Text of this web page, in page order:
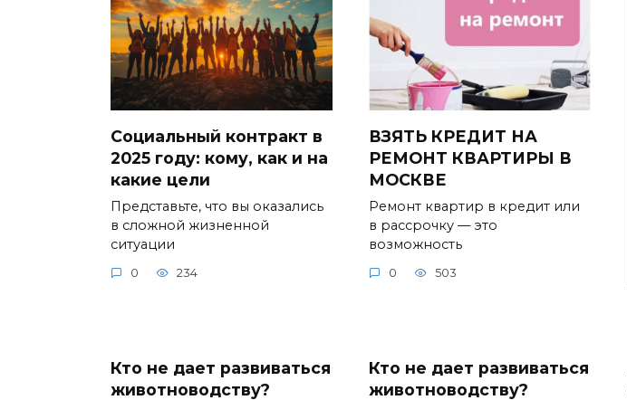
Социальный контракт в
2025 году: кому, как и на
какие цели
Представьте, что вы оказались
в сложной жизненной
ситуации
0 234
ВЗЯТЬ КРЕДИТ НА
РЕМОНТ КВАРТИРЫ В
МОСКВЕ
Ремонт квартир в кредит или
в рассрочку — это
возможность
0 503
Кто не дает развиваться
животноводству?
Кто не дает развиваться
животноводству?